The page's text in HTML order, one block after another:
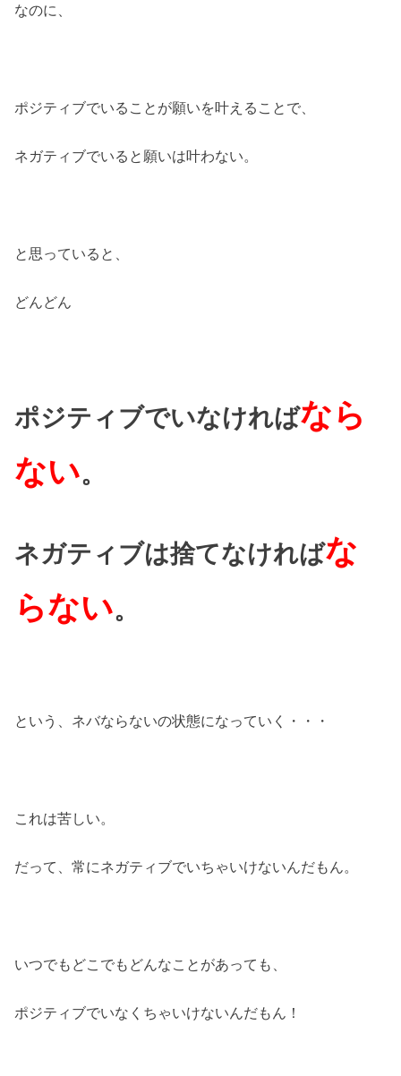
なのに、
ポジティブでいることが願いを叶えることで、
ネガティブでいると願いは叶わない。
と思っていると、
どんどん
ポジティブでいなければなら
ない。
ネガティブは捨てなければな
らない。
という、ネバならないの状態になっていく・・・
これは苦しい。
だって、常にネガティブでいちゃいけないんだもん。
いつでもどこでもどんなことがあっても、
ポジティブでいなくちゃいけないんだもん！